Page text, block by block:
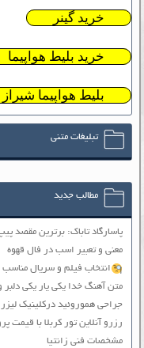
خرید گینر
خرید بلیط هواپیما
بلیط هواپیما
تبلیغات متنی
مطالب جدید
پاسارگاد تاباک: برترین مقصد
معنی و تعبیر اسب در فال قهوه
انتخاب فیلم و سریال
متن آهنگ خدا یکی یار یکی دلبر
جراحی هموروئید درکلینیک
رزرو آنلاین تور کربلا با قیمت
مشخصات فنی زانتیا